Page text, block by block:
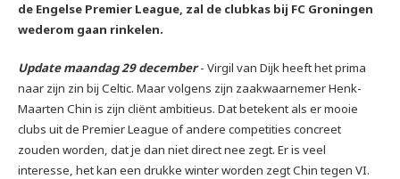
de Engelse Premier League, zal de clubkas bij FC Groningen
wederom gaan rinkelen.
Update maandag 29 december- Virgil van Dijk heeft het prima
naar zijn zin bij Celtic. Maar volgens zijn zaakwaarnemer Henk-
Maarten Chin is zijn cliënt ambitieus. Dat betekent als er mooie
clubs uit de Premier League of andere competities concreet
zouden worden, dat je dan niet direct nee zegt. Er is veel
interesse, het kan een drukke winter worden zegt Chin tegen VI.